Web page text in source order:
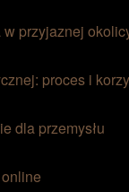
przyjaznej
proces i
dla przemysłu